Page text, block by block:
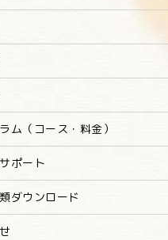
ム（コース・料金）
ポート
ダウンロード